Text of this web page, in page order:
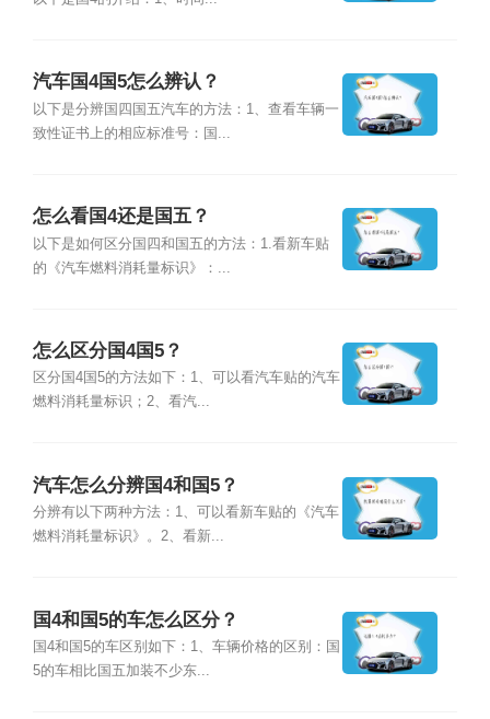
汽车国4国5怎么辨认？
以下是分辨国四国五汽车的方法：1、查看车辆一
致性证书上的相应标准号：国...
怎么看国4还是国五？
以下是如何区分国四和国五的方法：1.看新车贴
的《汽车燃料消耗量标识》：...
怎么区分国4国5？
区分国4国5的方法如下：1、可以看汽车贴的汽车
燃料消耗量标识；2、看汽...
汽车怎么分辨国4和国5？
分辨有以下两种方法：1、可以看新车贴的《汽车
燃料消耗量标识》。2、看新...
国4和国5的车怎么区分？
国4和国5的车区别如下：1、车辆价格的区别：国
5的车相比国五加装不少东...